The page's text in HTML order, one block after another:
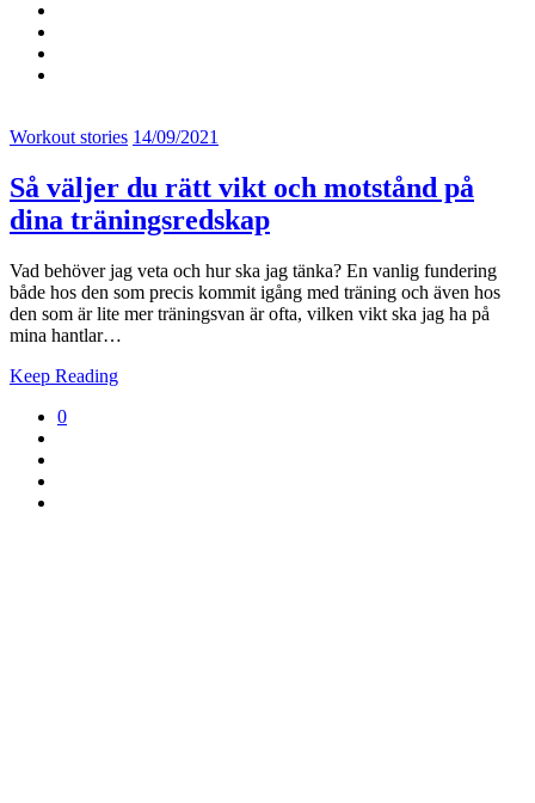
Workout stories 14/09/2021
Så väljer du rätt vikt och motstånd på
dina träningsredskap
Vad behöver jag veta och hur ska jag tänka? En vanlig fundering
både hos den som precis kommit igång med träning och även hos
den som är lite mer träningsvan är ofta, vilken vikt ska jag ha på
mina hantlar…
Keep Reading
0